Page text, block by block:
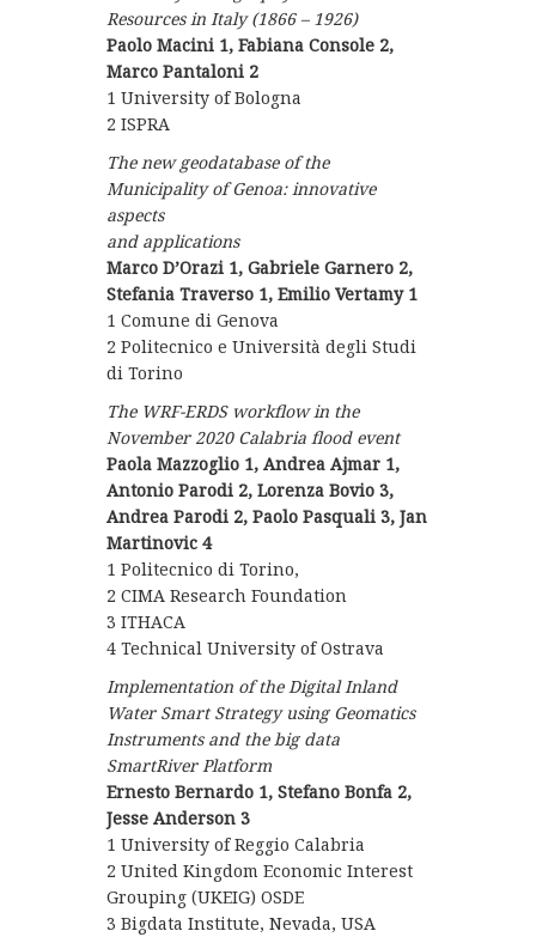
Resources in Italy (1866 – 1926)
Paolo Macini 1, Fabiana Console 2,
Marco Pantaloni 2
1 University of Bologna
2 ISPRA
The new geodatabase of the
Municipality of Genoa: innovative
aspects
and applications
Marco D’Orazi 1, Gabriele Garnero 2,
Stefania Traverso 1, Emilio Vertamy 1
1 Comune di Genova
2 Politecnico e Università degli Studi
di Torino
The WRF-ERDS workflow in the
November 2020 Calabria flood event
Paola Mazzoglio 1, Andrea Ajmar 1,
Antonio Parodi 2, Lorenza Bovio 3,
Andrea Parodi 2, Paolo Pasquali 3, Jan
Martinovic 4
1 Politecnico di Torino,
2 CIMA Research Foundation
3 ITHACA
4 Technical University of Ostrava
Implementation of the Digital Inland
Water Smart Strategy using Geomatics
Instruments and the big data
SmartRiver Platform
Ernesto Bernardo 1, Stefano Bonfa 2,
Jesse Anderson 3
1 University of Reggio Calabria
2 United Kingdom Economic Interest
Grouping (UKEIG) OSDE
3 Bigdata Institute, Nevada, USA